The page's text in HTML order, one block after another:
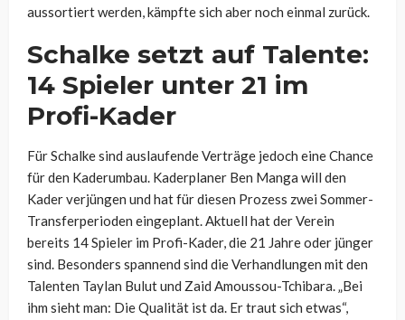
aussortiert werden, kämpfte sich aber noch einmal zurück.
Schalke setzt auf Talente:
14 Spieler unter 21 im
Profi-Kader
Für Schalke sind auslaufende Verträge jedoch eine Chance
für den Kaderumbau. Kaderplaner Ben Manga will den
Kader verjüngen und hat für diesen Prozess zwei Sommer-
Transferperioden eingeplant. Aktuell hat der Verein
bereits 14 Spieler im Profi-Kader, die 21 Jahre oder jünger
sind. Besonders spannend sind die Verhandlungen mit den
Talenten Taylan Bulutund Zaid Amoussou-Tchibara. „Bei
ihm sieht man: Die Qualität ist da. Er traut sich etwas“,